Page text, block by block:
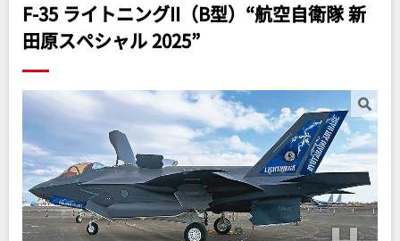
F-35 ライトニングII（B型）“航空自衛隊 新
田原スペシャル 2025”